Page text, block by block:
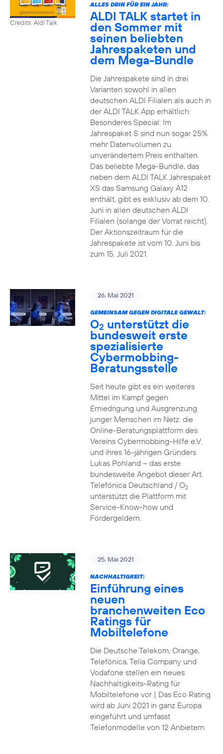
Credits: Aldi Talk
ALLES DRIN FÜR EIN JAHR:
ALDI TALK startet in
den Sommer mit
seinen beliebten
Jahrespaketen und
dem Mega-Bundle
Die Jahrespakete sind in drei
Varianten sowohl in allen
deutschen ALDI Filialen als auch in
der ALDI TALK App erhältlich.
Besonderes Special: Im
Jahrespaket S sind nun sogar 25%
mehr Datenvolumen zu
unverändertem Preis enthalten.
Das beliebte Mega-Bundle, das
neben dem ALDI TALK Jahrespaket
XS das Samsung Galaxy A12
enthält, gibt es exklusiv ab dem 10.
Juni in allen deutschen ALDI
Filialen (solange der Vorrat reicht).
Der Aktionszeitraum für die
Jahrespakete ist vom 10. Juni bis
zum 15. Juli 2021.
26. Mai 2021
GEMEINSAM GEGEN DIGITALE GEWALT:
O2 unterstützt die
bundesweit erste
spezialisierte
Cybermobbing-
Beratungsstelle
Seit heute gibt es ein weiteres
Mittel im Kampf gegen
Erniedrigung und Ausgrenzung
junger Menschen im Netz: die
Online-Beratungsplattform des
Vereins Cybermobbing-Hilfe e.V.
und ihres 16-jährigen Gründers
Lukas Pohland – das erste
bundesweite Angebot dieser Art.
Telefónica Deutschland / O2
unterstützt die Plattform mit
Service-Know-how und
Fördergeldern.
25. Mai 2021
NACHHALTIGKEIT:
Einführung eines
neuen
branchenweiten Eco
Ratings für
Mobiltelefone
Die Deutsche Telekom, Orange,
Telefónica, Telia Company und
Vodafone stellen ein neues
Nachhaltigkeits-Rating für
Mobiltelefone vor | Das Eco Rating
wird ab Juni 2021 in ganz Europa
eingeführt und umfasst
Telefonmodelle von 12 Anbietern